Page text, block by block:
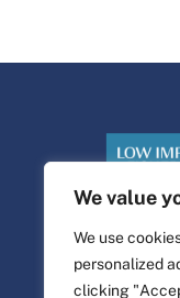
We value
We use
personalized
clicking
©